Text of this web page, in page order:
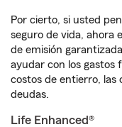
Por cierto, si usted
seguro de vida, ahora
de emisión
ayudar con los gastos
costos de entierro, las
deudas.
Life Enhanced®